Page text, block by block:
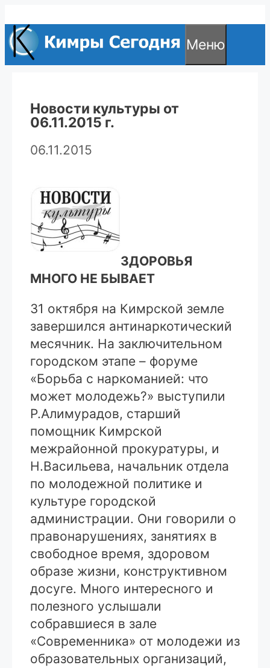
к
содержимому
Меню
Новости культуры от
06.11.2015 г.
06.11.2015
ЗДОРОВЬЯ
МНОГО НЕ БЫВАЕТ
31 октября на Кимрской земле
завершился антинаркотический
месячник. На заключительном
городском этапе – форуме
«Борьба с наркоманией: что
может молодежь?» выступили
Р.Алимурадов, старший
помощник Кимрской
межрайонной прокуратуры, и
Н.Васильева, начальник отдела
по молодежной политике и
культуре городской
администрации. Они говорили о
правонарушениях, занятиях в
свободное время, здоровом
образе жизни, конструктивном
досуге. Много интересного и
полезного услышали
собравшиеся в зале
«Современника» от молодежи из
образовательных организаций,